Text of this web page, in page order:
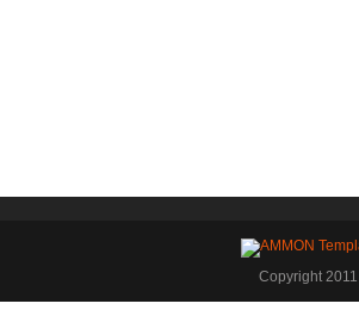
Copyright 2011